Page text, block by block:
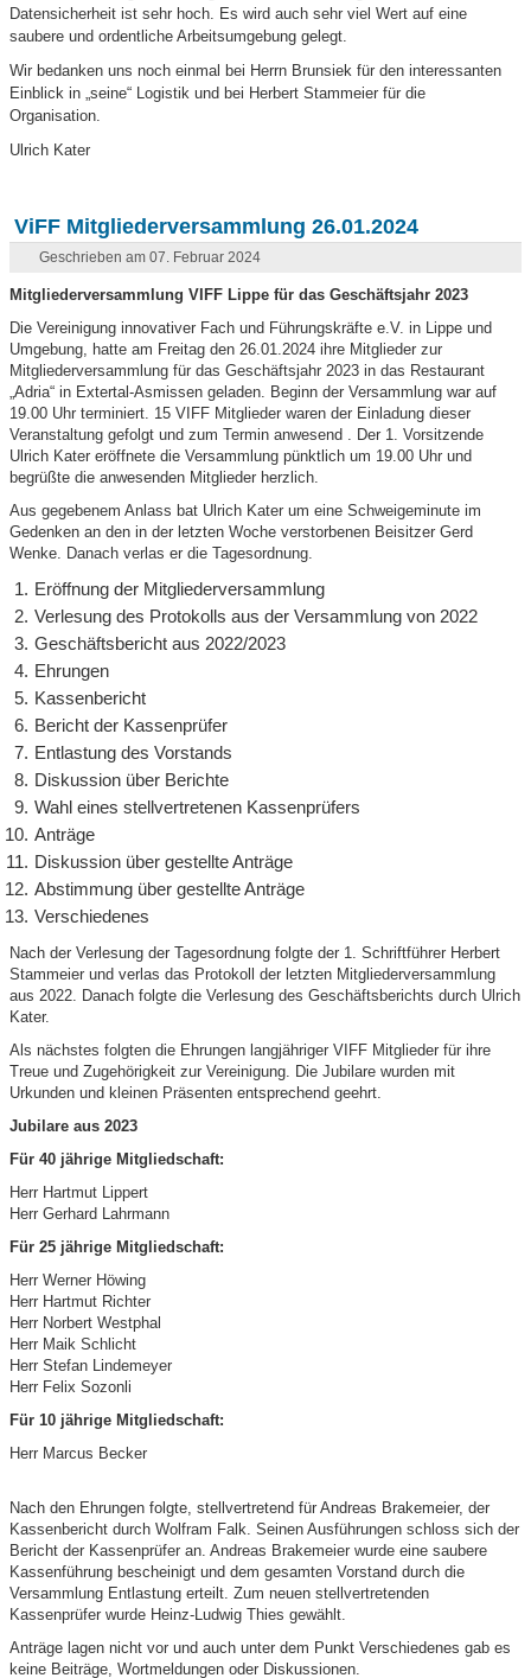
Datensicherheit ist sehr hoch. Es wird auch sehr viel Wert auf eine
saubere und ordentliche Arbeitsumgebung gelegt.
Wir bedanken uns noch einmal bei Herrn Brunsiek für den interessanten
Einblick in „seine“ Logistik und bei Herbert Stammeier für die
Organisation.
Ulrich Kater
ViFF Mitgliederversammlung 26.01.2024
Geschrieben am 07. Februar 2024
Mitgliederversammlung VIFF Lippe für das Geschäftsjahr 2023
Die Vereinigung innovativer Fach und Führungskräfte e.V. in Lippe und
Umgebung, hatte am Freitag den 26.01.2024 ihre Mitglieder zur
Mitgliederversammlung für das Geschäftsjahr 2023 in das Restaurant
„Adria“ in Extertal-Asmissen geladen. Beginn der Versammlung war auf
19.00 Uhr terminiert. 15 VIFF Mitglieder waren der Einladung dieser
Veranstaltung gefolgt und zum Termin anwesend . Der 1. Vorsitzende
Ulrich Kater eröffnete die Versammlung pünktlich um 19.00 Uhr und
begrüßte die anwesenden Mitglieder herzlich.
Aus gegebenem Anlass bat Ulrich Kater um eine Schweigeminute im
Gedenken an den in der letzten Woche verstorbenen Beisitzer Gerd
Wenke. Danach verlas er die Tagesordnung.
Eröffnung der Mitgliederversammlung
Verlesung des Protokolls aus der Versammlung von 2022
Geschäftsbericht aus 2022/2023
Ehrungen
Kassenbericht
Bericht der Kassenprüfer
Entlastung des Vorstands
Diskussion über Berichte
Wahl eines stellvertretenen Kassenprüfers
Anträge
Diskussion über gestellte Anträge
Abstimmung über gestellte Anträge
Verschiedenes
Nach der Verlesung der Tagesordnung folgte der 1. Schriftführer Herbert
Stammeier und verlas das Protokoll der letzten Mitgliederversammlung
aus 2022. Danach folgte die Verlesung des Geschäftsberichts durch Ulrich
Kater.
Als nächstes folgten die Ehrungen langjähriger VIFF Mitglieder für ihre
Treue und Zugehörigkeit zur Vereinigung. Die Jubilare wurden mit
Urkunden und kleinen Präsenten entsprechend geehrt.
Jubilare aus 2023
Für 40 jährige Mitgliedschaft:
Herr Hartmut Lippert
Herr Gerhard Lahrmann
Für 25 jährige Mitgliedschaft:
Herr Werner Höwing
Herr Hartmut Richter
Herr Norbert Westphal
Herr Maik Schlicht
Herr Stefan Lindemeyer
Herr Felix Sozonli
Für 10 jährige Mitgliedschaft:
Herr Marcus Becker
Nach den Ehrungen folgte, stellvertretend für Andreas Brakemeier, der
Kassenbericht durch Wolfram Falk. Seinen Ausführungen schloss sich der
Bericht der Kassenprüfer an. Andreas Brakemeier wurde eine saubere
Kassenführung bescheinigt und dem gesamten Vorstand durch die
Versammlung Entlastung erteilt. Zum neuen stellvertretenden
Kassenprüfer wurde Heinz-Ludwig Thies gewählt.
Anträge lagen nicht vor und auch unter dem Punkt Verschiedenes gab es
keine Beiträge, Wortmeldungen oder Diskussionen.